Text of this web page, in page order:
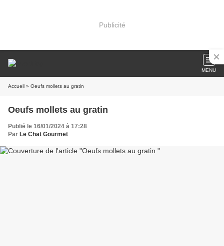
Publicité
MENU
Accueil » Oeufs mollets au gratin
Oeufs mollets au gratin
Publié le 16/01/2024 à 17:28
Par Le Chat Gourmet